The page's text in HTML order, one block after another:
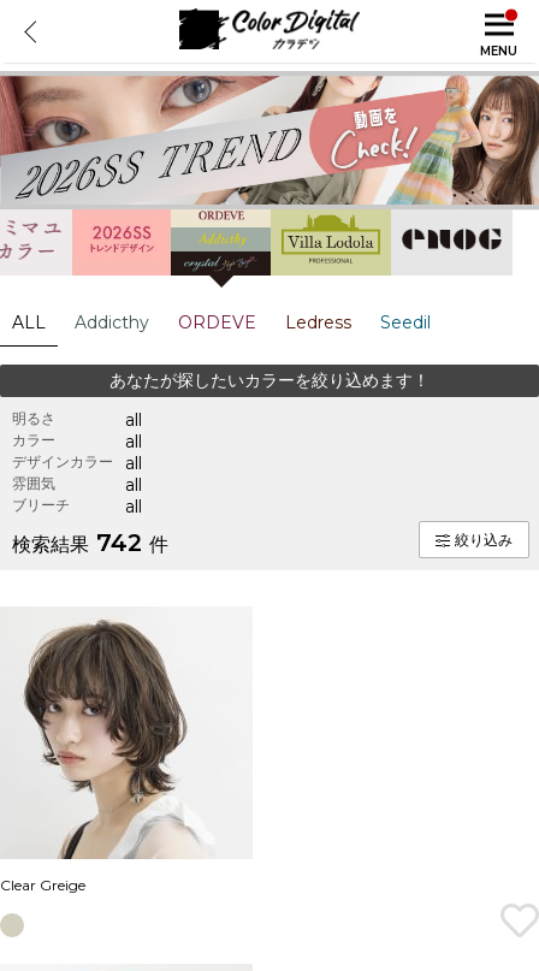
MENU
ALL Addicthy ORDEVE Ledress Seedil
あなたが探したいカラーを絞り込めます！
明るさ all
カラー all
デザインカラー all
雰囲気 all
ブリーチ all
検索結果 742 件 絞り込み
Clear Greige